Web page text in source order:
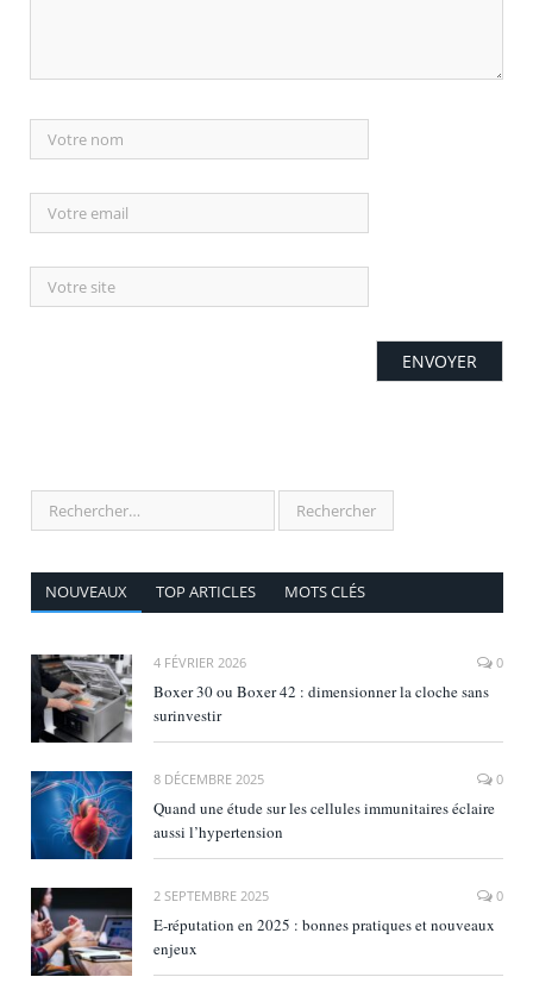
NOUVEAUX TOP ARTICLES MOTS CLÉS
4 FÉVRIER 2026 0
Boxer 30 ou Boxer 42 : dimensionner la cloche sans
surinvestir
8 DÉCEMBRE 2025 0
Quand une étude sur les cellules immunitaires éclaire
aussi l’hypertension
2 SEPTEMBRE 2025 0
E‑réputation en 2025 : bonnes pratiques et nouveaux
enjeux